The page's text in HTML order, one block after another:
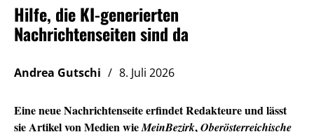
Hilfe, die KI-generierten
Nachrichtenseiten sind da
Andrea Gutschi 8. Juli 2026
Eine neue Nachrichtenseite erfindet Redakteure und lässt
sie Artikel von Medien wieMeinBezirk,Oberösterreichische